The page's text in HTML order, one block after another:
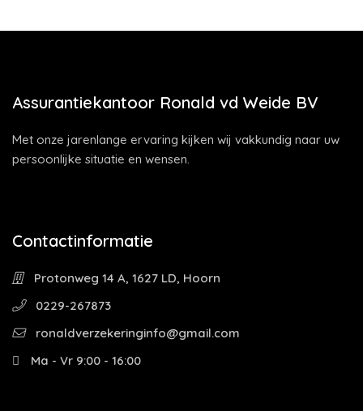
Assurantiekantoor Ronald vd Weide BV
Met onze jarenlange ervaring kijken wij vakkundig naar uw
persoonlijke situatie en wensen.
Contactinformatie
Protonweg 14 A, 1627 LD, Hoorn
0229-267873
ronaldverzekeringinfo@gmail.com
Ma - Vr 9:00 - 16:00